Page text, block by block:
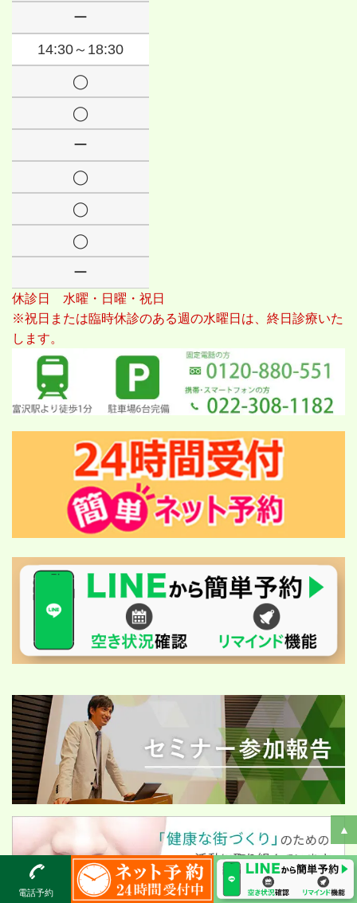
▲
ー
14:30～18:30
◯
◯
ー
◯
◯
◯
ー
休診日 水曜・日曜・祝日
※祝日または臨時休診のある週の水曜日は、終日診療いた
します。
電話予約